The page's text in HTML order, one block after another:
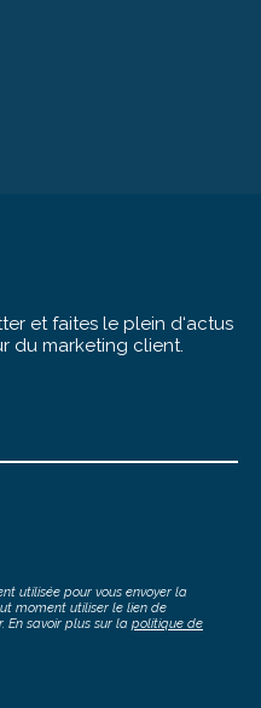
et faites le plein d‘actus
du marketing client.
utilisée pour vous envoyer la
moment utiliser le lien de
En savoir plus sur la politique de